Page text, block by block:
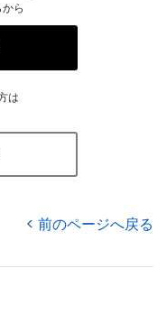
ら
は
前のページへ戻る